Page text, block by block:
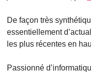
De façon très
essentiellement
les plus récentes en
Passionné